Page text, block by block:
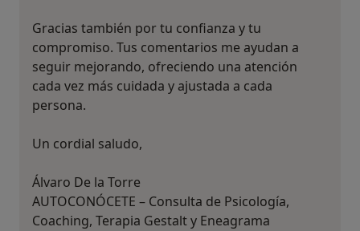
Gracias también por tu confianza y tu
compromiso. Tus comentarios me ayudan a
seguir mejorando, ofreciendo una atención
cada vez más cuidada y ajustada a cada
persona.
Un cordial saludo,
Álvaro De la Torre
AUTOCONÓCETE – Consulta de Psicología,
Coaching, Terapia Gestalt y Eneagrama